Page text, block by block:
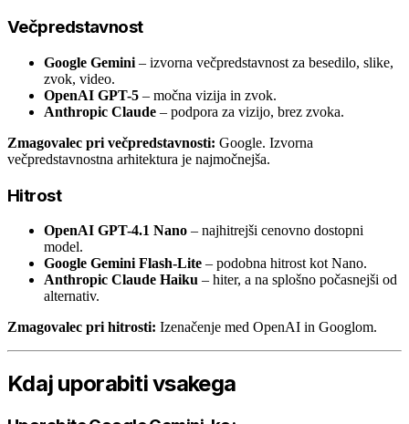
Večpredstavnost
Google Gemini – izvorna večpredstavnost za besedilo, slike,
zvok, video.
OpenAI GPT-5 – močna vizija in zvok.
Anthropic Claude – podpora za vizijo, brez zvoka.
Zmagovalec pri večpredstavnosti: Google. Izvorna
večpredstavnostna arhitektura je najmočnejša.
Hitrost
OpenAI GPT-4.1 Nano – najhitrejši cenovno dostopni
model.
Google Gemini Flash-Lite – podobna hitrost kot Nano.
Anthropic Claude Haiku – hiter, a na splošno počasnejši od
alternativ.
Zmagovalec pri hitrosti: Izenačenje med OpenAI in Googlom.
Kdaj uporabiti vsakega